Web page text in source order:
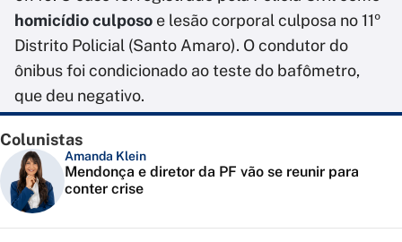
homicídio culposo e lesão corporal culposa no 11º
Distrito Policial (Santo Amaro). O condutor do
ônibus foi condicionado ao teste do bafômetro,
que deu negativo.
Colunistas
Amanda Klein
Mendonça e diretor da PF vão se reunir para
conter crise